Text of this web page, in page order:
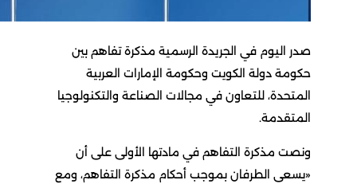
صدر اليوم في الجريدة الرسمية مذكرة تفاهم بين
حكومة دولة الكويت وحكومة الإمارات العربية
المتحدة، للتعاون في مجالات الصناعة والتكنولوجيا
المتقدمة.
ونصت مذكرة التفاهم في مادتها الأولى على أن
«يسعى الطرفان بموجب أحكام مذكرة التفاهم، ومع